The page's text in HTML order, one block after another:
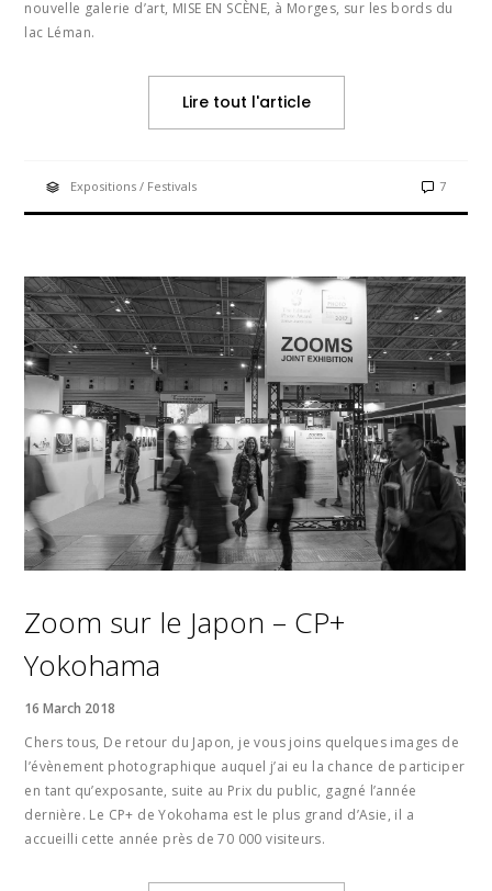
nouvelle galerie d’art, MISE EN SCÈNE, à Morges, sur les bords du
lac Léman.
Lire tout l'article
Expositions / Festivals 7
Zoom sur le Japon – CP+
Yokohama
16 March 2018
Chers tous, De retour du Japon, je vous joins quelques images de
l’évènement photographique auquel j’ai eu la chance de participer
en tant qu’exposante, suite au Prix du public, gagné l’année
dernière. Le CP+ de Yokohama est le plus grand d’Asie, il a
accueilli cette année près de 70 000 visiteurs.